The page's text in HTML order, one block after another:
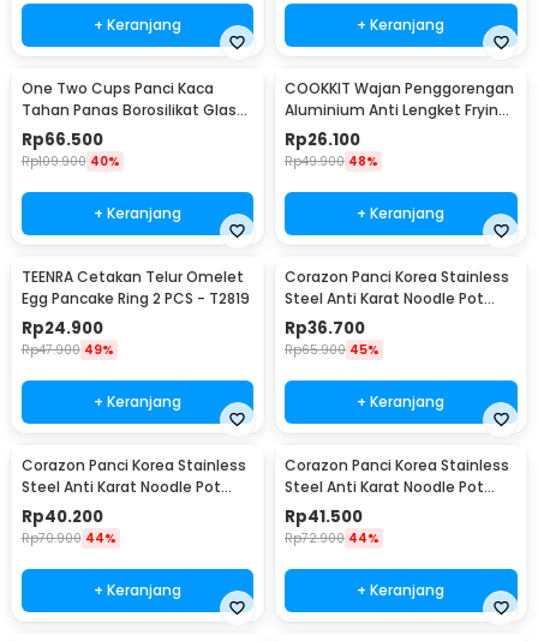
+ Keranjang + Keranjang
One Two Cups Panci Kaca
Tahan Panas Borosilikat Glass
Cooking Pot 15cm - U-75
Rp66.500
Rp109.900 40%
+ Keranjang
COOKKIT Wajan Penggorengan
Aluminium Anti Lengket Frying
Pan 12cm - KC0410
Rp26.100
Rp49.900 48%
+ Keranjang
TEENRA Cetakan Telur Omelet
Egg Pancake Ring 2 PCS - T2819
Rp24.900
Rp47.900 49%
+ Keranjang
Corazon Panci Korea Stainless
Steel Anti Karat Noodle Pot
19cm - KC0408
Rp36.700
Rp65.900 45%
+ Keranjang
Corazon Panci Korea Stainless
Steel Anti Karat Noodle Pot
23cm - KC0408
Rp40.200
Rp70.900 44%
+ Keranjang
Corazon Panci Korea Stainless
Steel Anti Karat Noodle Pot
21cm - KC0408
Rp41.500
Rp72.900 44%
+ Keranjang